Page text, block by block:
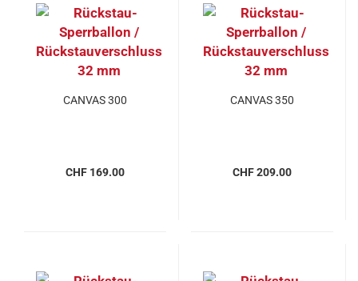
CANVAS 300
CHF 169.00
CANVAS 350
CHF 209.00